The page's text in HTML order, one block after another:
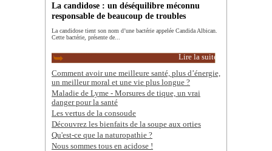
La candidose : un déséquilibre méconnu
responsable de beaucoup de troubles
La candidose tient son nom d’une bactérie appelée Candida Albican.
Cette bactérie, présente de...
Lire la suite
Comment avoir une meilleure santé, plus d’énergie,
un meilleur moral et une vie plus longue ?
Maladie de Lyme - Morsures de tique, un vrai
danger pour la santé
Les vertus de la consoude
Découvrez les bienfaits de la soupe aux orties
Qu'est-ce que la naturopathie ?
Nous sommes tous en acidose !